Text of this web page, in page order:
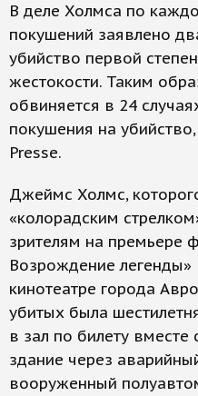
В деле Холмса по
покушений заявлено
убийство первой
жестокости. Таким
обвиняется в 24
покушения на
Presse.
Джеймс Холмс,
«колорадским
зрителям на премьере
Возрождение
кинотеатре города
убитых была
в зал по билету вместе
здание через
вооруженный